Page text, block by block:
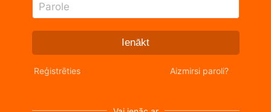
Parole
Ienākt
Reģistrēties Aizmirsi paroli?